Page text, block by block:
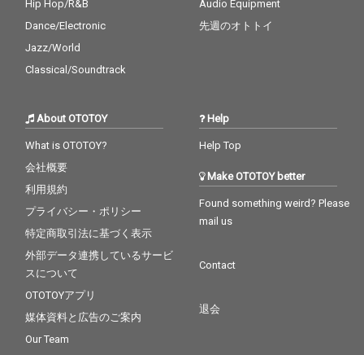
Hip Hop/R&B
Dance/Electronic
Jazz/World
Classical/Soundtrack
Audio Equipment
先週のオトトイ
About OTOTOY
What is OTOTOY?
会社概要
利用規約
プライバシー・ポリシー
特定商取引法に基づく表示
外部データ連携しているサービ
スについて
OTOTOYアプリ
媒体資料と広告のご案内
Our Team
Help
Help Top
Make OTOTOY better
Found something weird? Please
mail us
Contact
退会